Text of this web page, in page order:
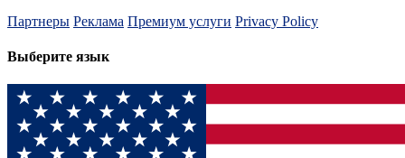
Партнеры Реклама Премиум услуги Privacy Policy
Выберите язык